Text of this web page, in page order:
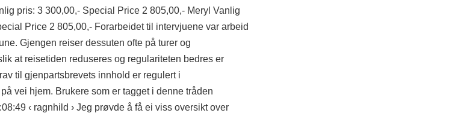
pris: 3 300,00,- Special Price 2 805,00,- Meryl Vanlig
Price 2 805,00,- Forarbeidet til intervjuene var arbeid
Gjengen reiser dessuten ofte på turer og
at reisetiden reduseres og regulariteten bedres er
til gjenpartsbrevets innhold er regulert i
vei hjem. Brukere som er tagget i denne tråden
‹ ragnhild › Jeg prøvde å få ei viss oversikt over